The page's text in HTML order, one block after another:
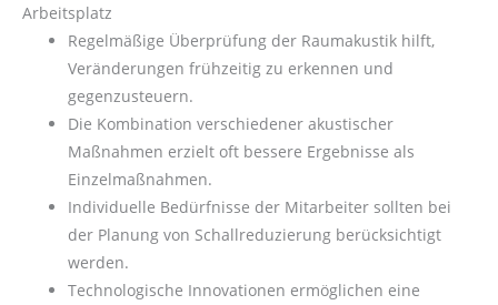
Arbeitsplatz
Regelmäßige Überprüfung der Raumakustik hilft,
Veränderungen frühzeitig zu erkennen und
gegenzusteuern.
Die Kombination verschiedener akustischer
Maßnahmen erzielt oft bessere Ergebnisse als
Einzelmaßnahmen.
Individuelle Bedürfnisse der Mitarbeiter sollten bei
der Planung von Schallreduzierung berücksichtigt
werden.
Technologische Innovationen ermöglichen eine